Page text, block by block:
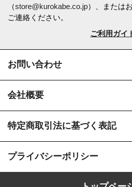
（store@kurokabe.co.jp）、または
ご連絡ください。
ご利用ガイ
お問い合わせ
会社概要
特定商取引法に基づく表記
プライバシーポリシー